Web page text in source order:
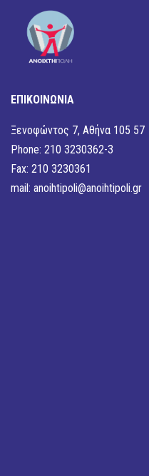
ΕΠΙΚΟΙΝΩΝΙΑ
Ξενοφώντος 7, Αθήνα 105 57
Phone: 210 3230362-3
Fax: 210 3230361
mail: anoihtipoli@anoihtipoli.gr